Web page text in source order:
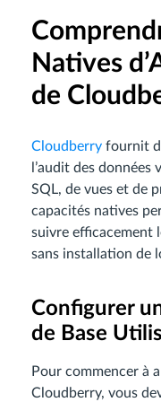
Natives
de
Cloudberry fournit
l’audit des
SQL, de vues et de
capacités natives
suivre efficacement
sans installation de
Configurer
de Base
Pour commencer à
Cloudberry, vous